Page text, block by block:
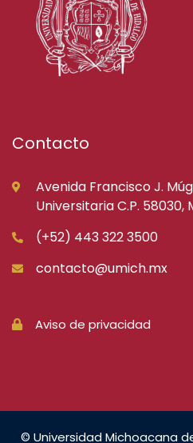
Contacto
Avenida Francisco J.
Universitaria C.P.
(+52) 443 322 3500
contacto@umich.mx
Aviso de privacidad
© Universidad Michoacana